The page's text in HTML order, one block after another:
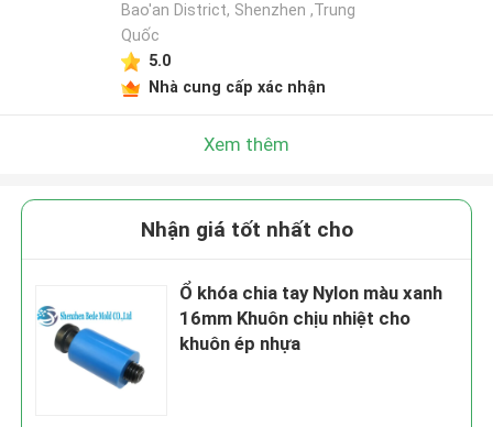
Bao'an District, Shenzhen ,Trung
Quốc
5.0
Nhà cung cấp xác nhận
Xem thêm
Nhận giá tốt nhất cho
Ổ khóa chia tay Nylon màu xanh
16mm Khuôn chịu nhiệt cho
khuôn ép nhựa